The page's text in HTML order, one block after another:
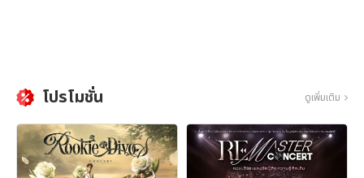
โปรโมชั่น ดูเพิ่มเติม